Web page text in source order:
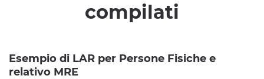
compilati
Esempio di LAR per Persone Fisiche e
relativo MRE